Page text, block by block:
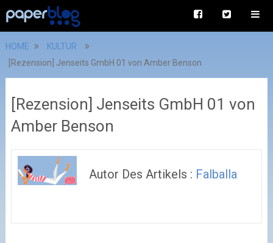
HOME
KULTUR
[Rezension] Jenseits GmbH 01 von Amber Benson
[Rezension] Jenseits GmbH 01 von
Amber Benson
Autor Des Artikels : Falballa